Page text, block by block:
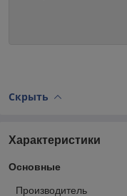
Скрыть
Характеристики
Основные
Производитель